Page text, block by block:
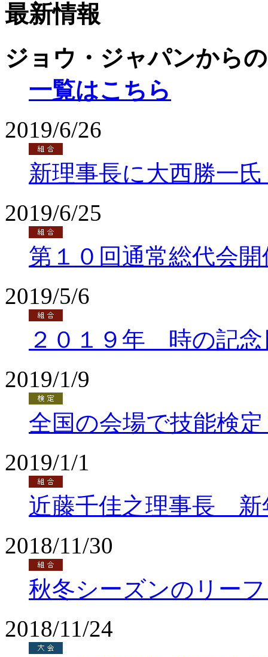
最新情報
ジョウ・ジャパンから
一覧はこちら
2019/6/26
新理事長に大西勝一
2019/6/25
第１０回通常総代会開
2019/5/6
２０１９年 時の記
2019/1/9
全国の会場で技能検
2019/1/1
近藤千佳之理事長 新
2018/11/30
秋冬シーズンのリー
2018/11/24